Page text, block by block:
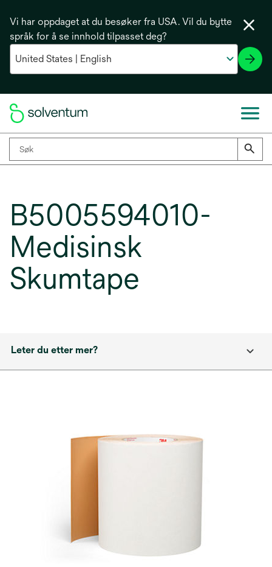
Vi har oppdaget at du besøker fra USA. Vil du bytte
språk for å se innhold tilpasset deg?
B5005594010-
Medisinsk
Skumtape
Leter du etter mer?